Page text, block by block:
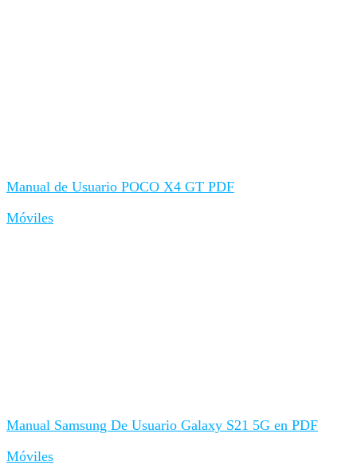
Manual de Usuario POCO X4 GT PDF
Móviles
Manual Samsung De Usuario Galaxy S21 5G en PDF
Móviles